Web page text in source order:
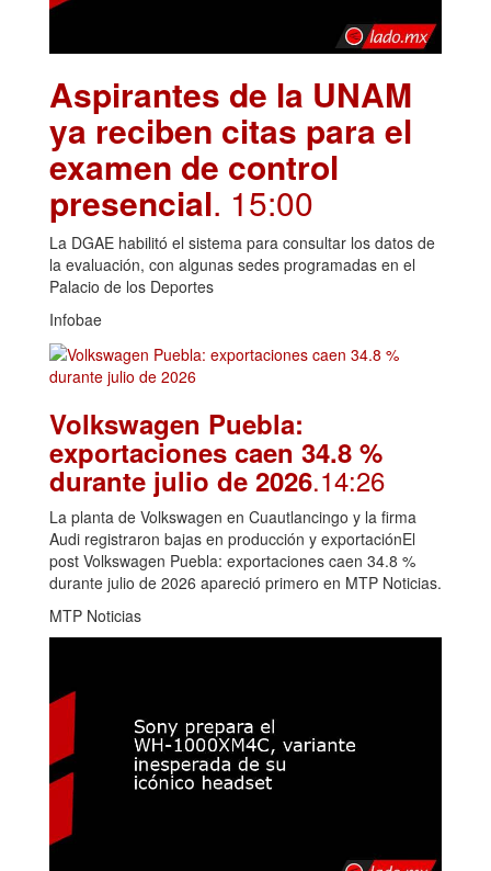
Aspirantes de la UNAM
ya reciben citas para el
examen de control
presencial. 15:00
La DGAE habilitó el sistema para consultar los datos de
la evaluación, con algunas sedes programadas en el
Palacio de los Deportes
Infobae
Volkswagen Puebla:
exportaciones caen 34.8 %
durante julio de 2026.14:26
La planta de Volkswagen en Cuautlancingo y la firma
Audi registraron bajas en producción y exportaciónEl
post Volkswagen Puebla: exportaciones caen 34.8 %
durante julio de 2026 apareció primero en MTP Noticias.
MTP Noticias